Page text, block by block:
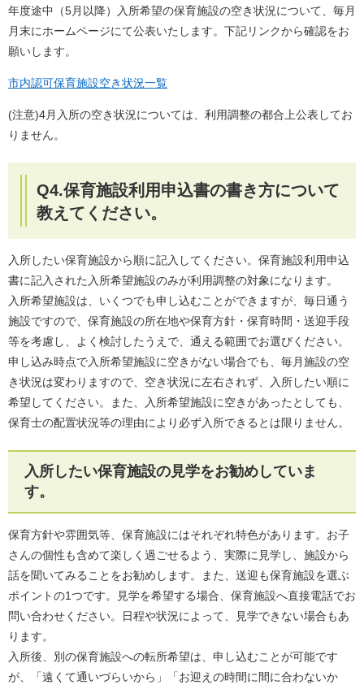
年度途中（5月以降）入所希望の保育施設の空き状況について、毎月
月末にホームページにて公表いたします。下記リンクから確認をお
願いします。
市内認可保育施設空き状況一覧
(注意)4月入所の空き状況については、利用調整の都合上公表してお
りません。
Q4.保育施設利用申込書の書き方について
教えてください。
​​入所したい保育施設から順に記入してください。保育施設利用申込
書に記入された入所希望施設のみが利用調整の対象になります。
入所希望施設は、いくつでも申し込むことができますが、毎日通う
施設ですので、保育施設の所在地や保育方針・保育時間・送迎手段
等を考慮し、よく検討したうえで、通える範囲でお選びください。
申し込み時点で入所希望施設に空きがない場合でも、毎月施設の空
き状況は変わりますので、空き状況に左右されず、入所したい順に
希望してください。また、入所希望施設に空きがあったとしても、
保育士の配置状況等の理由により必ず入所できるとは限りません。
入所したい保育施設の見学をお勧めしていま
す。
保育方針や雰囲気等、保育施設にはそれぞれ特色があります。お子
さんの個性も含めて楽しく過ごせるよう、実際に見学し、施設から
話を聞いてみることをお勧めします。また、送迎も保育施設を選ぶ
ポイントの1つです。見学を希望する場合、保育施設へ直接電話でお
問い合わせください。日程や状況によって、見学できない場合もあ
ります。
入所後、別の保育施設への転所希望は、申し込むことが可能です
が、「遠くて通いづらいから」「お迎えの時間に間に合わないか